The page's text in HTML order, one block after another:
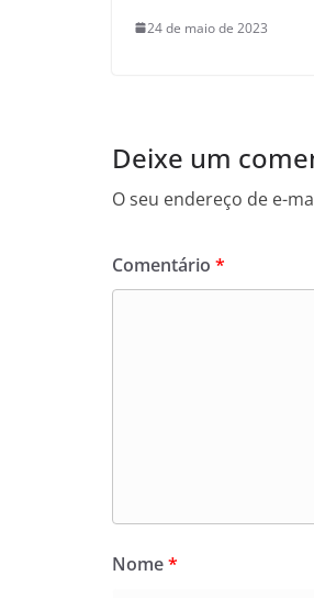
24 de maio de 2023
Deixe um
O seu endereço de e-
Comentário *
Nome*